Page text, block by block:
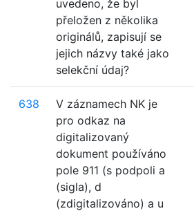
uvedeno, že byl
přeložen z několika
originálů, zapisují se
jejich názvy také jako
selekční údaj?
638
V záznamech NK je
pro odkaz na
digitalizovaný
dokument používáno
pole 911 (s podpoli a
(sigla), d
(zdigitalizováno) a u